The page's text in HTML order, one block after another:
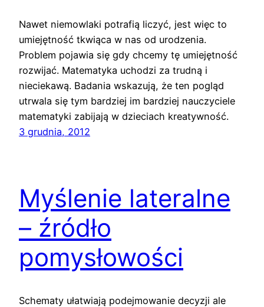
Nawet niemowlaki potrafią liczyć, jest więc to
umiejętność tkwiąca w nas od urodzenia.
Problem pojawia się gdy chcemy tę umiejętność
rozwijać. Matematyka uchodzi za trudną i
nieciekawą. Badania wskazują, że ten pogląd
utrwala się tym bardziej im bardziej nauczyciele
matematyki zabijają w dzieciach kreatywność.
3 grudnia, 2012
Myślenie lateralne
– źródło
pomysłowości
Schematy ułatwiają podejmowanie decyzji ale